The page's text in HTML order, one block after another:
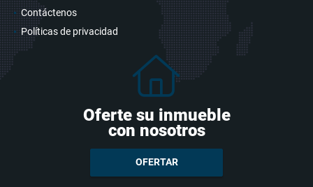
Contáctenos
Políticas de privacidad
Oferte su inmueble
con nosotros
OFERTAR